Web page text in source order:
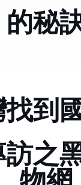
Adwords的秘
找
之